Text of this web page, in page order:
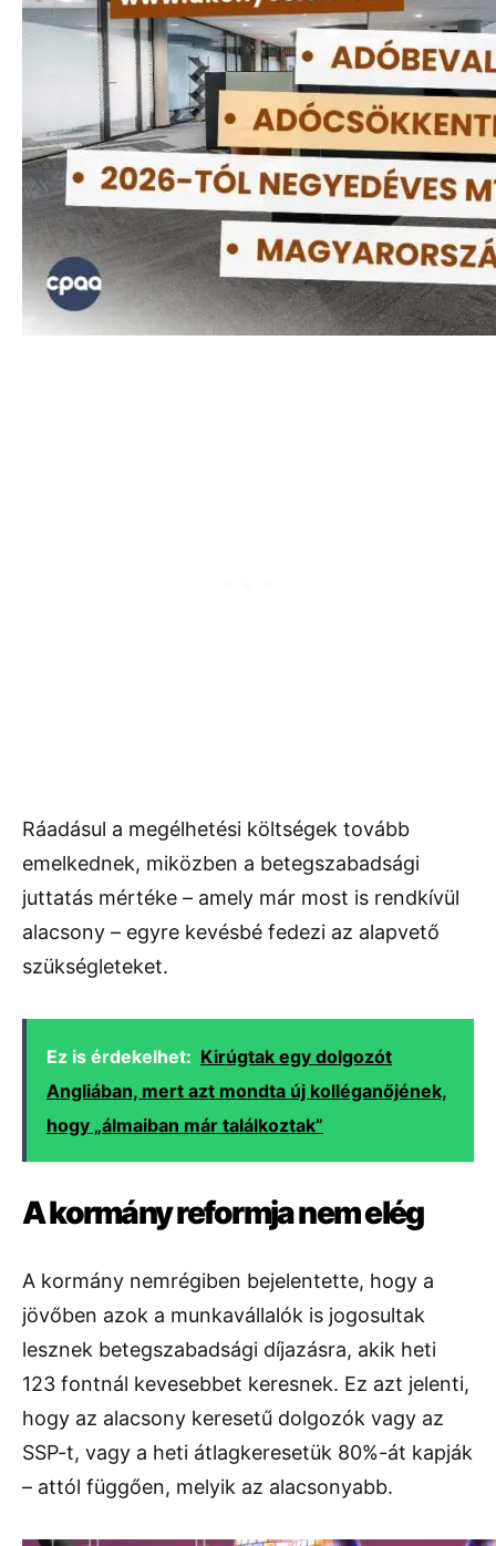
Ráadásul a megélhetési költségek tovább
emelkednek, miközben a betegszabadsági
juttatás mértéke – amely már most is rendkívül
alacsony – egyre kevésbé fedezi az alapvető
szükségleteket.
Ez is érdekelhet: Kirúgtak egy dolgozót
Angliában, mert azt mondta új kolléganőjének,
hogy „álmaiban már találkoztak”
A kormány reformja nem elég
A kormány nemrégiben bejelentette, hogy a
jövőben azok a munkavállalók is jogosultak
lesznek betegszabadsági díjazásra, akik heti
123 fontnál kevesebbet keresnek. Ez azt jelenti,
hogy az alacsony keresetű dolgozók vagy az
SSP-t, vagy a heti átlagkeresetük 80%-át kapják
– attól függően, melyik az alacsonyabb.